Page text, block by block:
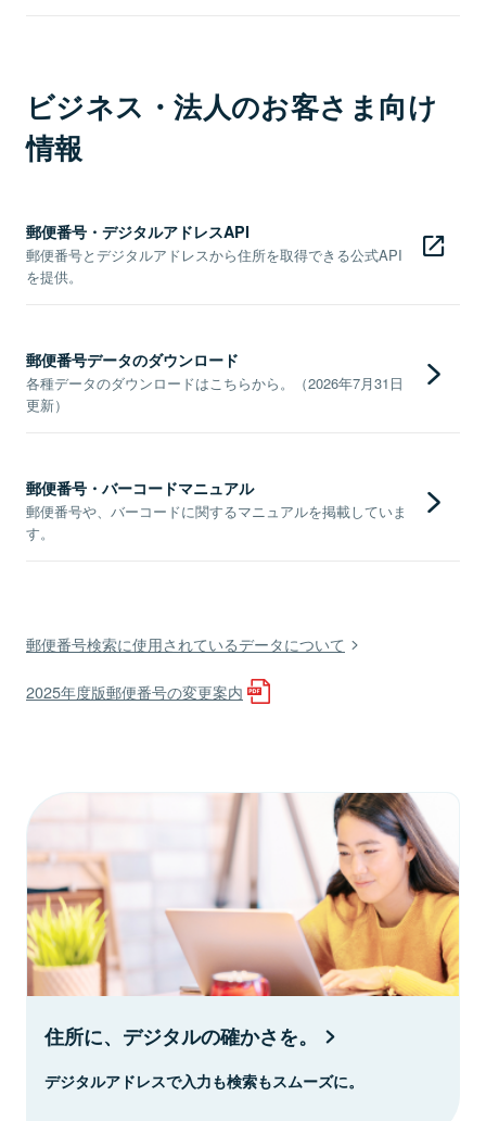
ビジネス・法人のお客さま向け
情報
郵便番号・デジタルアドレスAPI
郵便番号とデジタルアドレスから住所を取得できる公式API
を提供。
郵便番号データのダウンロード
各種データのダウンロードはこちらから。（2026年7月31日
更新）
郵便番号・バーコードマニュアル
郵便番号や、バーコードに関するマニュアルを掲載していま
す。
郵便番号検索に使用されているデータについて
2025年度版郵便番号の変更案内
住所に、デジタルの確かさを。
デジタルアドレスで入力も検索もスムーズに。